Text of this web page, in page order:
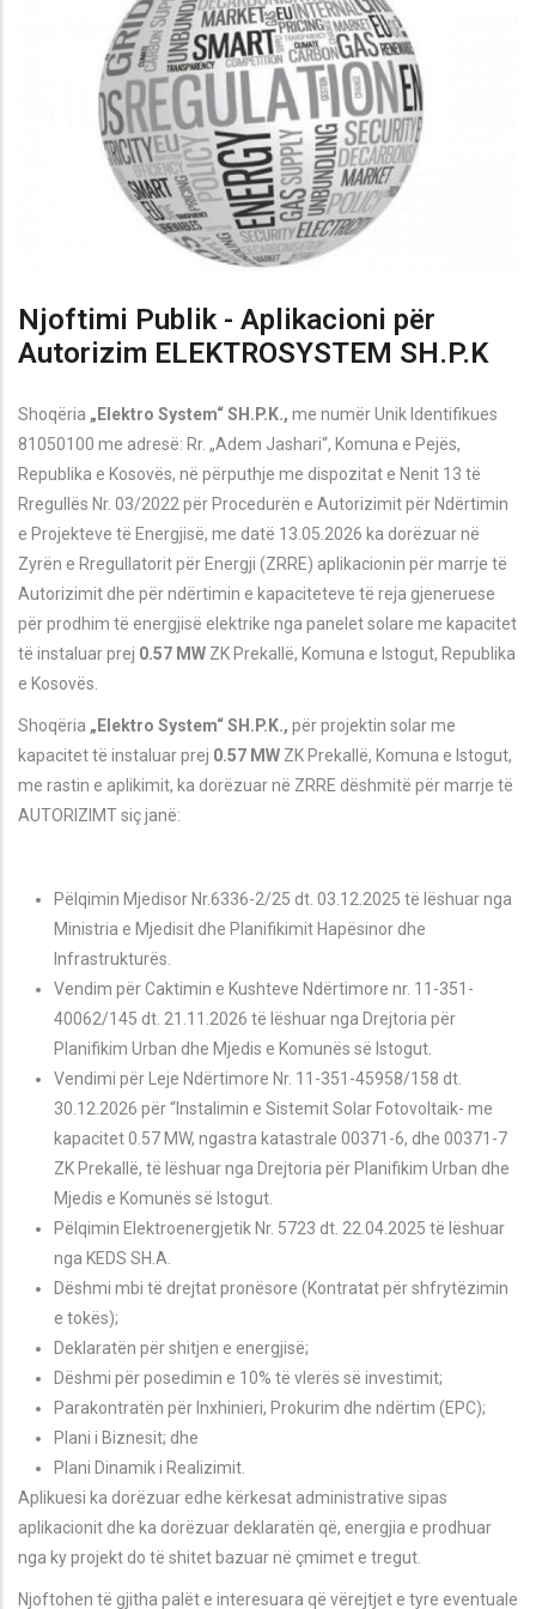
Njoftimi Publik - Aplikacioni për
Autorizim ELEKTROSYSTEM SH.P.K
Shoqëria „Elektro System“ SH.P.K., me numër Unik Identifikues
81050100 me adresë: Rr. „Adem Jashari“, Komuna e Pejës,
Republika e Kosovës, në përputhje me dispozitat e Nenit 13 të
Rregullës Nr. 03/2022 për Procedurën e Autorizimit për Ndërtimin
e Projekteve të Energjisë, me datë 13.05.2026 ka dorëzuar në
Zyrën e Rregullatorit për Energji (ZRRE) aplikacionin për marrje të
Autorizimit dhe për ndërtimin e kapaciteteve të reja gjeneruese
për prodhim të energjisë elektrike nga panelet solare me kapacitet
të instaluar prej 0.57 MW ZK Prekall ë, Komuna e Istogut, Republika
e Kosovës.
Shoqëria „Elektro System“ SH.P.K., për projektin solarme
kapacitet të instaluar prej 0.57 MW ZK Prekall ë, Komuna e Istogut,
me rastin e aplikimit, ka dorëzuar në ZRRE dëshmitë për marrje të
AUTORIZIMT siç janë:
Pëlqimin Mjedisor Nr.6336-2/25 dt. 03.12.2025 të lëshuar nga
Ministria e Mjedisit dhe Planifikimit Hapësinor dhe
Infrastrukturës.
Vendim për Caktimin e Kushteve Ndërtimore nr. 11-351-
40062/145 dt. 21.11.2026 të lëshuar nga Drejtoria për
Planifikim Urban dhe Mjedis e Komunës së Istogut.
Vendimi për Leje Ndërtimore Nr. 11-351-45958/158 dt.
30.12.2026 për “Instalimin e Sistemit Solar Fotovoltaik- me
kapacitet 0.57 MW, ngastra katastrale 00371-6, dhe 00371-7
ZK Prekall ë, të lëshuar nga Drejtoria për Planifikim Urban dhe
Mjedis e Komunës së Istogut.
Pëlqimin Elektroenergjetik Nr. 5723 dt. 22.04.2025 të lëshuar
nga KEDS SH.A.
Dëshmi mbi të drejtat pronësore (Kontratat për shfrytëzimin
e tokës);
Deklaratën për shitjen e energjisë;
Dëshmi për posedimin e 10% të vlerës së investimit;
Parakontratën për Inxhinieri, Prokurim dhe ndërtim (EPC);
Plani i Biznesit; dhe
Plani Dinamik i Realizimit.
Aplikuesi ka dorëzuar edhe kërkesat administrative sipas
aplikacionit dhe ka dorëzuar deklaratën që, energjia e prodhuar
nga ky projekt do të shitet bazuar në çmimet e tregut.
Njoftohen të gjitha palët e interesuara që vërejtjet e tyre eventuale